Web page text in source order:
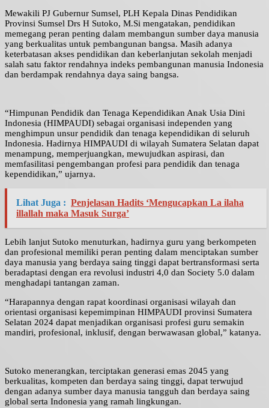
Mewakili PJ Gubernur Sumsel, PLH Kepala Dinas Pendidikan
Provinsi Sumsel Drs H Sutoko, M.Si mengatakan, pendidikan
memegang peran penting dalam membangun sumber daya manusia
yang berkualitas untuk pembangunan bangsa. Masih adanya
keterbatasan akses pendidikan dan keberlanjutan sekolah menjadi
salah satu faktor rendahnya indeks pembangunan manusia Indonesia
dan berdampak rendahnya daya saing bangsa.
“Himpunan Pendidik dan Tenaga Kependidikan Anak Usia Dini
Indonesia (HIMPAUDI) sebagai organisasi independen yang
menghimpun unsur pendidik dan tenaga kependidikan di seluruh
Indonesia. Hadirnya HIMPAUDI di wilayah Sumatera Selatan dapat
menampung, memperjuangkan, mewujudkan aspirasi, dan
memfasilitasi pengembangan profesi para pendidik dan tenaga
kependidikan,” ujarnya.
Lihat Juga : Penjelasan Hadits ‘Mengucapkan La ilaha
illallah maka Masuk Surga’
Lebih lanjut Sutoko menuturkan, hadirnya guru yang berkompeten
dan profesional memiliki peran penting dalam menciptakan sumber
daya manusia yang berdaya saing tinggi dapat bertransformasi serta
beradaptasi dengan era revolusi industri 4,0 dan Society 5.0 dalam
menghadapi tantangan zaman.
“Harapannya dengan rapat koordinasi organisasi wilayah dan
orientasi organisasi kepemimpinan HIMPAUDI provinsi Sumatera
Selatan 2024 dapat menjadikan organisasi profesi guru semakin
mandiri, profesional, inklusif, dengan berwawasan global,” katanya.
Sutoko menerangkan, terciptakan generasi emas 2045 yang
berkualitas, kompeten dan berdaya saing tinggi, dapat terwujud
dengan adanya sumber daya manusia tangguh dan berdaya saing
global serta Indonesia yang ramah lingkungan.